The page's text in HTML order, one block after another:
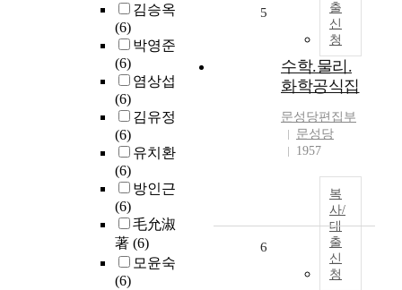
김승옥
(6)
박영준
(6)
염상섭
(6)
김유정
(6)
유치환
(6)
방인근
(6)
毛允淑
著 (6)
모윤숙
(6)
출
신
청
5
수학.물리.
화학공식집
문성당편집부
문성당
1957
복
사/
대
출
신
청
6